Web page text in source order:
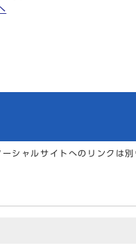
ーシャルサイトへのリンクは